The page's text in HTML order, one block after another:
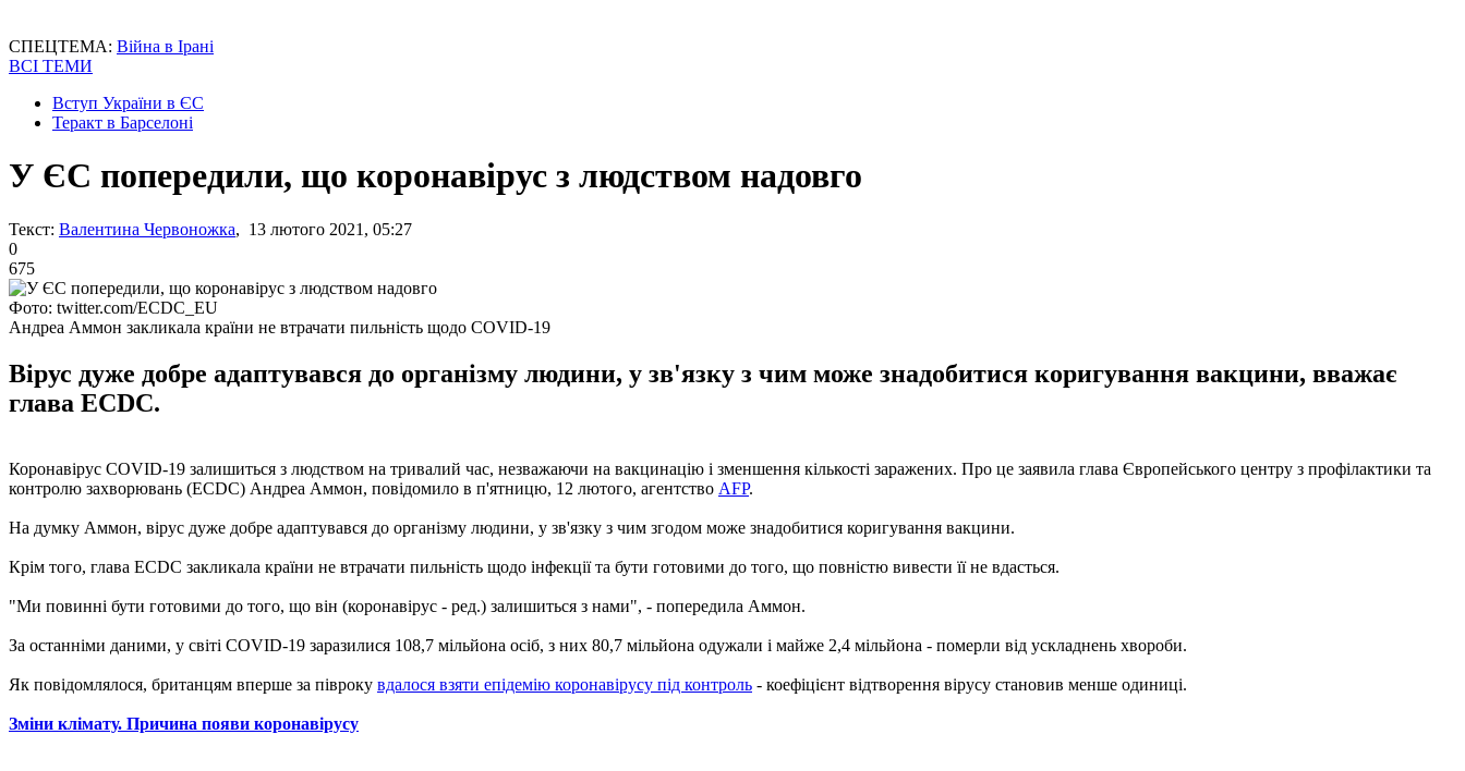
СПЕЦТЕМА: Війна в Ірані
ВСІ ТЕМИ
Вступ України в ЄС
Теракт в Барселоні
У ЄС попередили, що коронавірус з людством надовго
Текст: Валентина Червоножка, 13 лютого 2021, 05:27
0
675
Фото: twitter.com/ECDC_EU
Андреа Аммон закликала країни не втрачати пильність щодо COVID-19
Вірус дуже добре адаптувався до організму людини, у зв'язку з чим може знадобитися коригування вакцини, вважає
глава ECDC.
Коронавірус COVID-19 залишиться з людством на тривалий час, незважаючи на вакцинацію і зменшення кількості заражених. Про це заявила глава Європейського центру з профілактики та
контролю захворювань (ECDC) Андреа Аммон, повідомило в п'ятницю, 12 лютого, агентство AFP.
На думку Аммон, вірус дуже добре адаптувався до організму людини, у зв'язку з чим згодом може знадобитися коригування вакцини.
Крім того, глава ECDC закликала країни не втрачати пильність щодо інфекції та бути готовими до того, що повністю вивести її не вдасться.
"Ми повинні бути готовими до того, що він (коронавірус - ред.) залишиться з нами", - попередила Аммон.
За останніми даними, у світі COVID-19 заразилися 108,7 мільйона осіб, з них 80,7 мільйона одужали і майже 2,4 мільйона - померли від ускладнень хвороби.
Як повідомлялося, британцям вперше за півроку вдалося взяти епідемію коронавірусу під контроль - коефіцієнт відтворення вірусу становив менше одиниці.
Зміни клімату. Причина появи коронавірусу